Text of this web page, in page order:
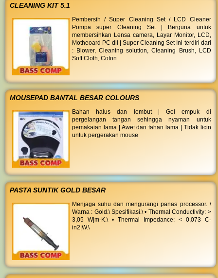
CLEANING KIT 5.1
Pembersih / Super Cleaning Set / LCD Cleaner
Pompa super Cleaning Set | Berguna untuk
membersihkan Lensa camera, Layar Monitor, LCD,
Motheoard PC dll | Super Cleaning Set Ini terdiri dari
: Blower, Cleaning solution, Cleaning Brush, LCD
Soft Cloth, Coton
MOUSEPAD BANTAL BESAR COLOURS
Bahan halus dan lembut | Gel empuk di
pergelangan tangan sehingga nyaman untuk
pemakaian lama | Awet dan tahan lama | Tidak licin
untuk pergerakan mouse
PASTA SUNTIK GOLD BESAR
Menjaga suhu dan mengurangi panas processor. \
Warna : Gold.\ Spesifikasi.\ • Thermal Conductivity: >
3,05 W|m-K.\ • Thermal Impedance: < 0,073 C-
in2|W.\